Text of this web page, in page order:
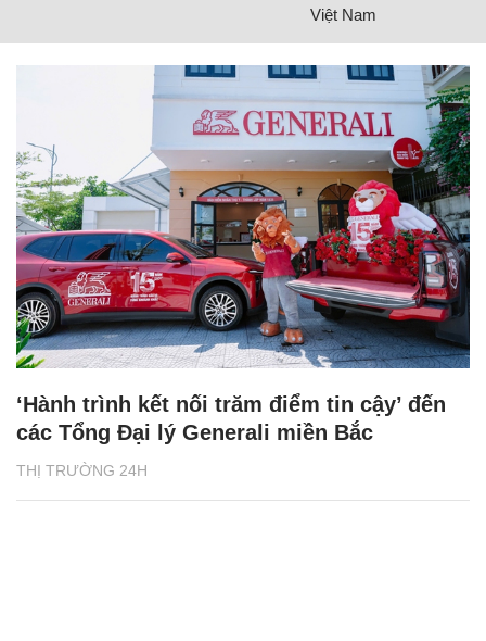
Việt Nam
THỊ TRƯỜNG 24H
‘Hành trình kết nối trăm điểm tin cậy’ đến
các Tổng Đại lý Generali miền Bắc